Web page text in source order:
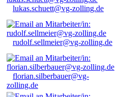
lukas.schuett@vg-zolling.de
rudolf.sellmeier@vg-zolling.de
florian.silberbauer@vg-
zolling.de